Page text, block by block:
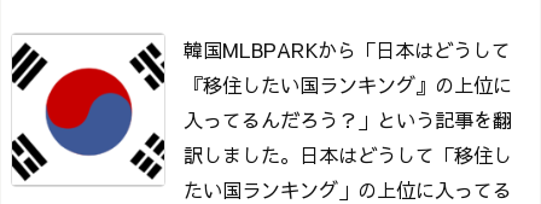
韓国MLBPARKから「日本はどうして
『移住したい国ランキング』の上位に
入ってるんだろう？」という記事を翻
訳しました。 日本はどうして「移住し
たい国ランキング」の上位に入ってる